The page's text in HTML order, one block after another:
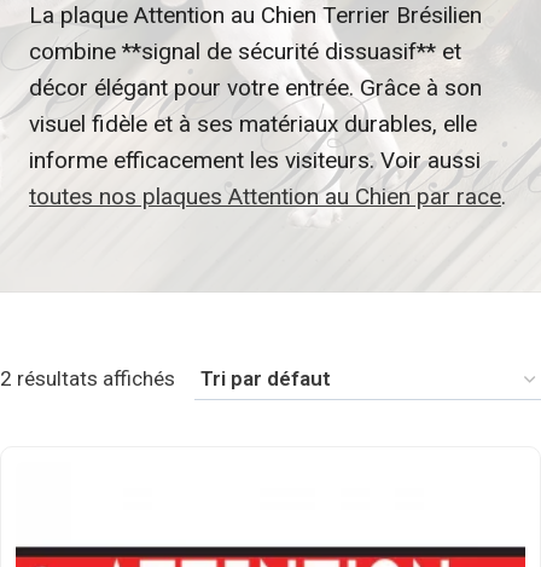
La plaque Attention au Chien Terrier Brésilien
combine **signal de sécurité dissuasif** et
décor élégant pour votre entrée. Grâce à son
visuel fidèle et à ses matériaux durables, elle
informe efficacement les visiteurs. Voir aussi
toutes nos plaques Attention au Chien par race.
2 résultats affichés